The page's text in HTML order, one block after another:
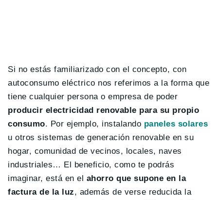
Si no estás familiarizado con el concepto, con
autoconsumo eléctrico nos referimos a la forma que
tiene cualquier persona o empresa de poder
producir electricidad renovable para su propio
consumo. Por ejemplo, instalando paneles solares
u otros sistemas de generación renovable en su
hogar, comunidad de vecinos, locales, naves
industriales… El beneficio, como te podrás
imaginar, está en el ahorro que supone en la
factura de la luz, además de verse reducida la